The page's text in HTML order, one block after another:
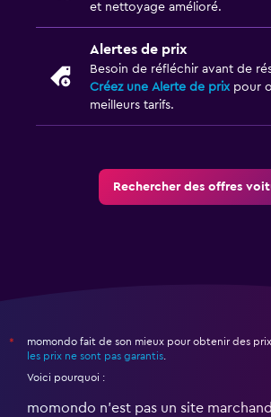
et nettoyage amélioré.
Alertes de prix
Besoin de réfléchir avant de
Créez une Alerte de prixpour
meilleurs tarifs.
Rechercher des offres
*
momondo fait de son mieux pour obtenir des
les prix ne sont pas garantis.
Voici pourquoi :
momondo n'est pas un site marchand